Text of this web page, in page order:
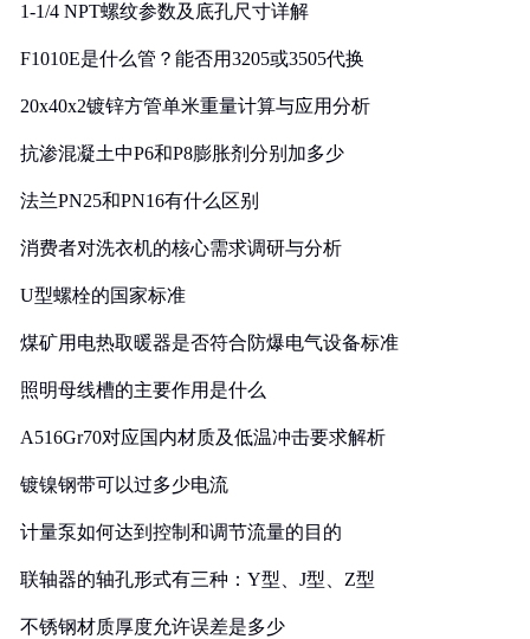
1-1/4 NPT螺纹参数及底孔尺寸详解
F1010E是什么管？能否用3205或3505代换
20x40x2镀锌方管单米重量计算与应用分析
抗渗混凝土中P6和P8膨胀剂分别加多少
法兰PN25和PN16有什么区别
消费者对洗衣机的核心需求调研与分析
U型螺栓的国家标准
煤矿用电热取暖器是否符合防爆电气设备标准
照明母线槽的主要作用是什么
A516Gr70对应国内材质及低温冲击要求解析
镀镍钢带可以过多少电流
计量泵如何达到控制和调节流量的目的
联轴器的轴孔形式有三种：Y型、J型、Z型
不锈钢材质厚度允许误差是多少